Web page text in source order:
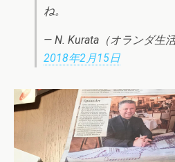
ね。
— N. Kurata（オランダ生
2018年2月15日